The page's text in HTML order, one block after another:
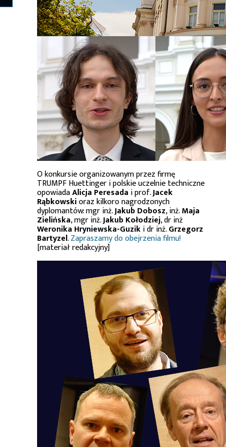
O konkursie organizowanym przez firmę
TRUMPF Huettinger i polskie uczelnie techniczne
opowiadaAlicja Peresada i prof.Jacek
Rąbkowskioraz kilkoro nagrodzonych
dyplomantów: mgr inż.Jakub Dobosz, inż.Maja
Zielińska, mgr inż.Jakub Kołodziej, dr inż
Weronika Hryniewska-Guziki dr inż.Grzegorz
Bartyzel.Zapraszamy do obejrzenia filmu!
[materiał redakcyjny]